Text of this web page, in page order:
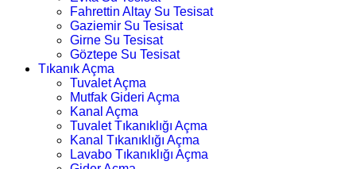
Fahrettin Altay Su Tesisat
Gaziemir Su Tesisat
Girne Su Tesisat
Göztepe Su Tesisat
Tıkanık Açma
Tuvalet Açma
Mutfak Gideri Açma
Kanal Açma
Tuvalet Tıkanıklığı Açma
Kanal Tıkanıklığı Açma
Lavabo Tıkanıklığı Açma